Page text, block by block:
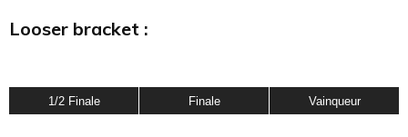
Looser bracket :
1/2 Finale Finale Vainqueur